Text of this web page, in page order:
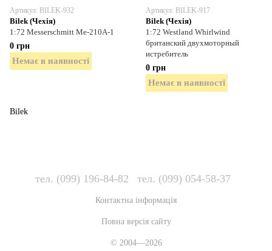
Артикул: BILEK-932
Bilek (Чехія)
1:72 Messerschmitt Me-210A-1
0 грн
Немає в наявності
Артикул: BILEK-917
Bilek (Чехія)
1:72 Westland Whirlwind
британский двухмоторный
истребитель
0 грн
Немає в наявності
Bilek
тел. (099) 196-84-82 тел. (099) 054-58-37
Контактна інформація
Повна версія сайту
© 2004—2026